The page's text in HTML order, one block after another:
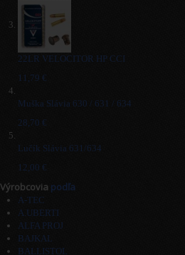
22LR VELOCITOR HP CCI
11,79 €
Muška Slávia 630 / 631 / 634
28,70 €
Lučík Slávia 631/634
12,00 €
Výrobcovia podľa
A-TEC
A.UBERTI
ALFA PROJ
BAJKAL
BALLISTOL